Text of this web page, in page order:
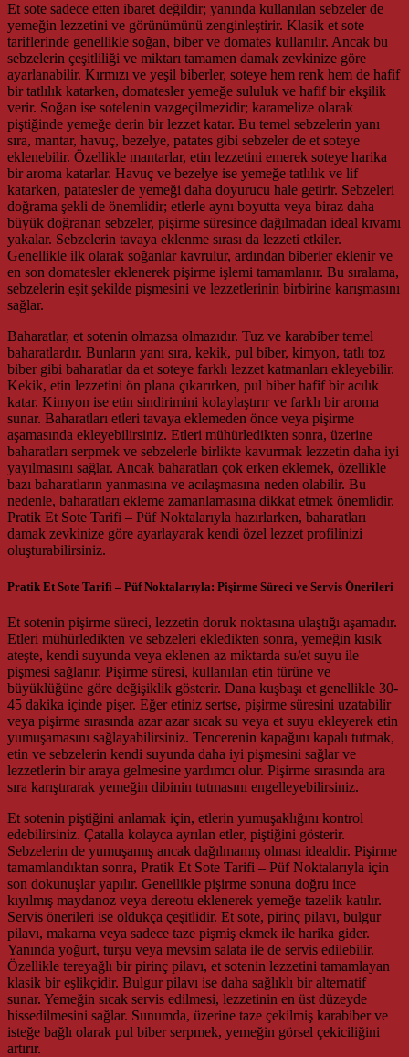
Et sote sadece etten ibaret değildir; yanında kullanılan sebzeler de
yemeğin lezzetini ve görünümünü zenginleştirir. Klasik et sote
tariflerinde genellikle soğan, biber ve domates kullanılır. Ancak bu
sebzelerin çeşitliliği ve miktarı tamamen damak zevkinize göre
ayarlanabilir. Kırmızı ve yeşil biberler, soteye hem renk hem de hafif
bir tatlılık katarken, domatesler yemeğe sululuk ve hafif bir ekşilik
verir. Soğan ise sotelenin vazgeçilmezidir; karamelize olarak
piştiğinde yemeğe derin bir lezzet katar. Bu temel sebzelerin yanı
sıra, mantar, havuç, bezelye, patates gibi sebzeler de et soteye
eklenebilir. Özellikle mantarlar, etin lezzetini emerek soteye harika
bir aroma katarlar. Havuç ve bezelye ise yemeğe tatlılık ve lif
katarken, patatesler de yemeği daha doyurucu hale getirir. Sebzeleri
doğrama şekli de önemlidir; etlerle aynı boyutta veya biraz daha
büyük doğranan sebzeler, pişirme süresince dağılmadan ideal kıvamı
yakalar. Sebzelerin tavaya eklenme sırası da lezzeti etkiler.
Genellikle ilk olarak soğanlar kavrulur, ardından biberler eklenir ve
en son domatesler eklenerek pişirme işlemi tamamlanır. Bu sıralama,
sebzelerin eşit şekilde pişmesini ve lezzetlerinin birbirine karışmasını
sağlar.
Baharatlar, et sotenin olmazsa olmazıdır. Tuz ve karabiber temel
baharatlardır. Bunların yanı sıra, kekik, pul biber, kimyon, tatlı toz
biber gibi baharatlar da et soteye farklı lezzet katmanları ekleyebilir.
Kekik, etin lezzetini ön plana çıkarırken, pul biber hafif bir acılık
katar. Kimyon ise etin sindirimini kolaylaştırır ve farklı bir aroma
sunar. Baharatları etleri tavaya eklemeden önce veya pişirme
aşamasında ekleyebilirsiniz. Etleri mühürledikten sonra, üzerine
baharatları serpmek ve sebzelerle birlikte kavurmak lezzetin daha iyi
yayılmasını sağlar. Ancak baharatları çok erken eklemek, özellikle
bazı baharatların yanmasına ve acılaşmasına neden olabilir. Bu
nedenle, baharatları ekleme zamanlamasına dikkat etmek önemlidir.
Pratik Et Sote Tarifi – Püf Noktalarıyla hazırlarken, baharatları
damak zevkinize göre ayarlayarak kendi özel lezzet profilinizi
oluşturabilirsiniz.
Pratik Et Sote Tarifi – Püf Noktalarıyla: Pişirme Süreci ve Servis Önerileri
Et sotenin pişirme süreci, lezzetin doruk noktasına ulaştığı aşamadır.
Etleri mühürledikten ve sebzeleri ekledikten sonra, yemeğin kısık
ateşte, kendi suyunda veya eklenen az miktarda su/et suyu ile
pişmesi sağlanır. Pişirme süresi, kullanılan etin türüne ve
büyüklüğüne göre değişiklik gösterir. Dana kuşbaşı et genellikle 30-
45 dakika içinde pişer. Eğer etiniz sertse, pişirme süresini uzatabilir
veya pişirme sırasında azar azar sıcak su veya et suyu ekleyerek etin
yumuşamasını sağlayabilirsiniz. Tencerenin kapağını kapalı tutmak,
etin ve sebzelerin kendi suyunda daha iyi pişmesini sağlar ve
lezzetlerin bir araya gelmesine yardımcı olur. Pişirme sırasında ara
sıra karıştırarak yemeğin dibinin tutmasını engelleyebilirsiniz.
Et sotenin piştiğini anlamak için, etlerin yumuşaklığını kontrol
edebilirsiniz. Çatalla kolayca ayrılan etler, piştiğini gösterir.
Sebzelerin de yumuşamış ancak dağılmamış olması idealdir. Pişirme
tamamlandıktan sonra, Pratik Et Sote Tarifi – Püf Noktalarıyla için
son dokunuşlar yapılır. Genellikle pişirme sonuna doğru ince
kıyılmış maydanoz veya dereotu eklenerek yemeğe tazelik katılır.
Servis önerileri ise oldukça çeşitlidir. Et sote, pirinç pilavı, bulgur
pilavı, makarna veya sadece taze pişmiş ekmek ile harika gider.
Yanında yoğurt, turşu veya mevsim salata ile de servis edilebilir.
Özellikle tereyağlı bir pirinç pilavı, et sotenin lezzetini tamamlayan
klasik bir eşlikçidir. Bulgur pilavı ise daha sağlıklı bir alternatif
sunar. Yemeğin sıcak servis edilmesi, lezzetinin en üst düzeyde
hissedilmesini sağlar. Sunumda, üzerine taze çekilmiş karabiber ve
isteğe bağlı olarak pul biber serpmek, yemeğin görsel çekiciliğini
artırır.